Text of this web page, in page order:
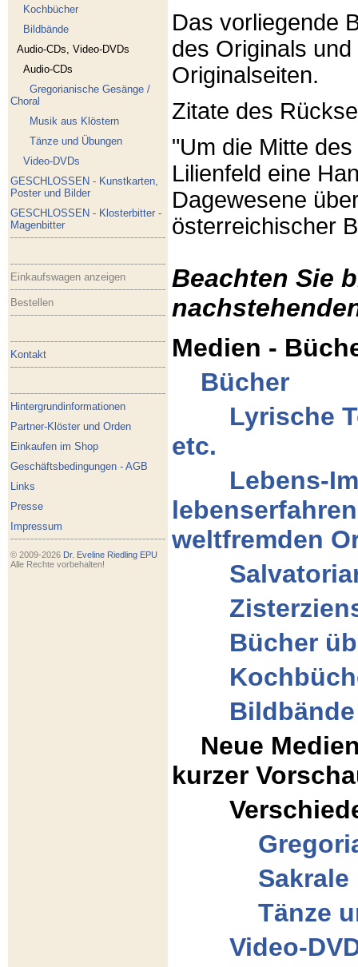
Kochbücher
Bildbände
Audio-CDs, Video-DVDs
Audio-CDs
Gregorianische Gesänge /
Choral
Musik aus Klöstern
Tänze und Übungen
Video-DVDs
GESCHLOSSEN - Kunstkarten,
Poster und Bilder
GESCHLOSSEN - Klosterbitter -
Magenbitter
Einkaufswagen anzeigen
Bestellen
Kontakt
Hintergrundinformationen
Partner-Klöster und Orden
Einkaufen im Shop
Geschäftsbedingungen - AGB
Links
Presse
Impressum
© 2009-2026 Dr. Eveline Riedling EPU
Alle Rechte vorbehalten!
Das vorliegende
des Originals
Originalseiten.
Zitate des
"Um die Mitte
Lilienfeld eine
Dagewesene
österreichischer
Beachten Sie
Medien -
Bücher
Lyrische
etc.
Lebens-
weltfremden
Bücher
Bildbände
Neue
kurzer
Tänze
Video-